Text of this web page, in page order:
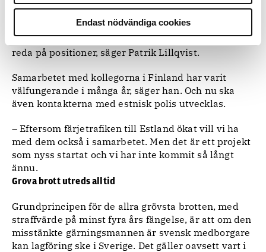
Endast nödvändiga cookies
möjligt. Många gånger vet inte offret när
övergreppet skedde och då hjälper det inte att
plocka ut information ur fartygets GPS för att ta
reda på positioner, säger Patrik Lillqvist.
Samarbetet med kollegorna i Finland har varit
välfungerande i många år, säger han. Och nu ska
även kontakterna med estnisk polis utvecklas.
– Eftersom färjetrafiken till Estland ökat vill vi ha
med dem också i samarbetet. Men det är ett projekt
som nyss startat och vi har inte kommit så långt
ännu.
Grova brott utreds alltid
Grundprincipen för de allra grövsta brotten, med
straffvärde på minst fyra års fängelse, är att om den
misstänkte gärningsmannen är svensk medborgare
kan lagföring ske i Sverige. Det gäller oavsett vart i